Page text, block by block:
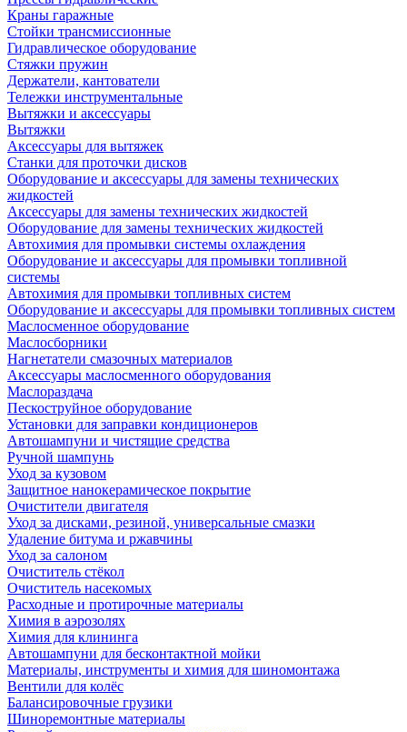
Краны гаражные
Стойки трансмиссионные
Гидравлическое оборудование
Стяжки пружин
Держатели, кантователи
Тележки инструментальные
Вытяжки и аксессуары
Вытяжки
Аксессуары для вытяжек
Станки для проточки дисков
Оборудование и аксессуары для замены технических
жидкостей
Аксессуары для замены технических жидкостей
Оборудование для замены технических жидкостей
Автохимия для промывки системы охлаждения
Оборудование и аксессуары для промывки топливной
системы
Автохимия для промывки топливных систем
Оборудование и аксессуары для промывки топливных систем
Маслосменное оборудование
Маслосборники
Нагнетатели смазочных материалов
Аксессуары маслосменного оборудования
Маслораздача
Пескоструйное оборудование
Установки для заправки кондиционеров
Автошампуни и чистящие средства
Ручной шампунь
Уход за кузовом
Защитное нанокерамическое покрытие
Очистители двигателя
Уход за дисками, резиной, универсальные смазки
Удаление битума и ржавчины
Уход за салоном
Очиститель стёкол
Очиститель насекомых
Расходные и протирочные материалы
Химия в аэрозолях
Химия для клининга
Автошампуни для бесконтактной мойки
Материалы, инструменты и химия для шиномонтажа
Вентили для колёс
Балансировочные грузики
Шиноремонтные материалы